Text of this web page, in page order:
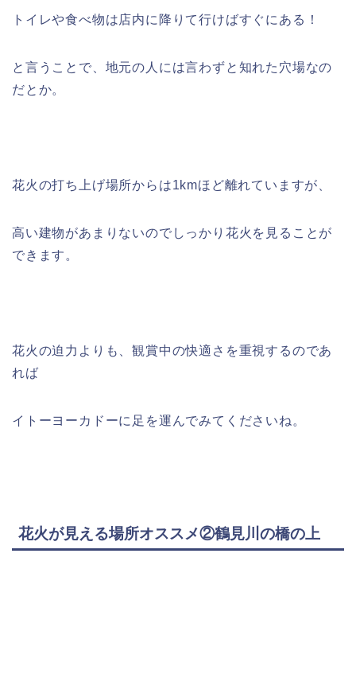
トイレや食べ物は店内に降りて行けばすぐにある！
と言うことで、地元の人には言わずと知れた穴場なの
だとか。
花火の打ち上げ場所からは1kmほど離れていますが、
高い建物があまりないのでしっかり花火を見ることが
できます。
花火の迫力よりも、観賞中の快適さを重視するのであ
れば
イトーヨーカドーに足を運んでみてくださいね。
花火が見える場所オススメ②鶴見川の橋の上